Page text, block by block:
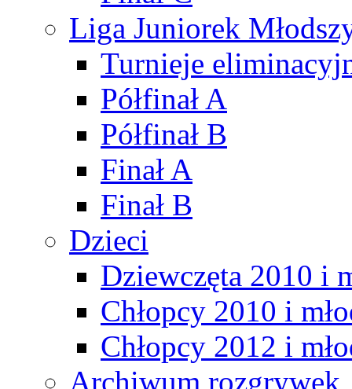
Liga Juniorek
Turnieje
Półfinał A
Półfinał B
Finał A
Finał B
Dzieci
Dziewczęta 2010 i
Chłopcy 2010 i
Chłopcy 2012 i
Archiwum rozgrywek